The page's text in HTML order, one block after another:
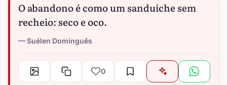
O abandono é como um sanduíche sem
recheio: seco e oco.
Suélen Dominguês
0